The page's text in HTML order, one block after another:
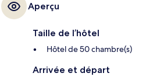
Aperçu
Taille de l’hôtel
Hôtel de 50 chambre(s)
Arrivée et départ